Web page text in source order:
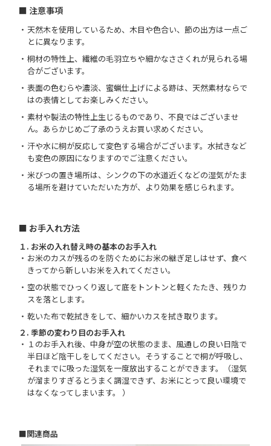
■ 注意事項
天然木を使用しているため、木目や色合い、節の出方は一点ご
とに異なります。
桐材の特性上、繊維の毛羽立ちや細かなささくれが見られる場
合がございます。
表面の色むらや濃淡、蜜蝋仕上げによる跡は、天然素材ならで
はの表情としてお楽しみください。
素材や製法の特性上生じるものであり、不良ではございませ
ん。あらかじめご了承のうえお買い求めください。
汗や水に桐が反応して変色する場合がございます。水拭きなど
も変色の原因になりますのでご注意ください。
米びつの置き場所は、シンクの下の水道近くなどの湿気がたま
る場所を避けていただいた方が、より効果を感じられます。
■ お手入れ方法
１. お米の入れ替え時の基本のお手入れ
お米のカスが残るのを防ぐためにお米の継ぎ足しはせず、食べ
きってから新しいお米を入れてください。
空の状態でひっくり返して底をトントンと軽くたたき、残りカ
スを落とします。
乾いた布で乾拭きをして、細かいカスを拭き取ります。
２. 季節の変わり目のお手入れ
１のお手入れ後、中身が空の状態のまま、風通しの良い日陰で
半日ほど陰干しをしてください。そうすることで桐が呼吸し、
それまでに吸った湿気を一度放出することができます。（湿気
が溜まりすぎるとうまく調湿できず、お米にとって良い環境で
はなくなってしまいます。 ）
■関連商品